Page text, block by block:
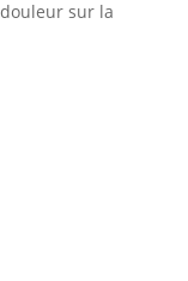
sur la